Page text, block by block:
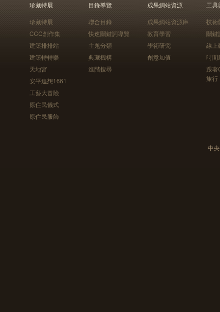
珍藏特展
珍藏特展
CCC創作集
建築排排站
建築轉轉樂
天地宮
安平追想1661
工藝大冒險
原住民儀式
原住民服飾
目錄導覽
聯合目錄
快速關鍵詞導覽
主題分類
典藏機構
進階搜尋
成果網站資源
成果網站資源庫
教育學習
學術研究
創意加值
工具
技術
關鍵
線上
時間
跟
旅行
中